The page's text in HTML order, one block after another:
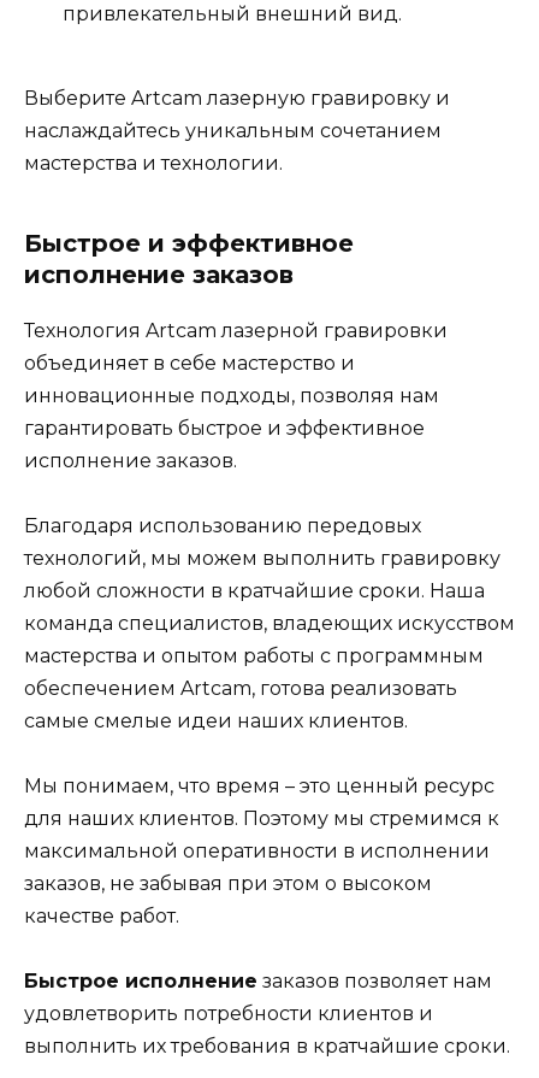
привлекательный внешний вид.
Выберите Artcam лазерную гравировку и
наслаждайтесь уникальным сочетанием
мастерства и технологии.
Быстрое и эффективное
исполнение заказов
Технология Artcam лазерной гравировки
объединяет в себе мастерство и
инновационные подходы, позволяя нам
гарантировать быстрое и эффективное
исполнение заказов.
Благодаря использованию передовых
технологий, мы можем выполнить гравировку
любой сложности в кратчайшие сроки. Наша
команда специалистов, владеющих искусством
мастерства и опытом работы с программным
обеспечением Artcam, готова реализовать
самые смелые идеи наших клиентов.
Мы понимаем, что время – это ценный ресурс
для наших клиентов. Поэтому мы стремимся к
максимальной оперативности в исполнении
заказов, не забывая при этом о высоком
качестве работ.
Быстрое исполнение заказов позволяет нам
удовлетворить потребности клиентов и
выполнить их требования в кратчайшие сроки.